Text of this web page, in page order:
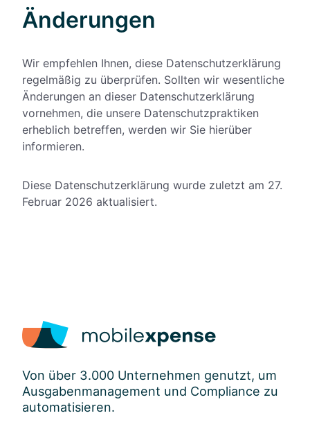
Änderungen
Wir empfehlen Ihnen, diese Datenschutzerklärung
regelmäßig zu überprüfen. Sollten wir wesentliche
Änderungen an dieser Datenschutzerklärung
vornehmen, die unsere Datenschutzpraktiken
erheblich betreffen, werden wir Sie hierüber
informieren.
Diese Datenschutzerklärung wurde zuletzt am 27.
Februar 2026 aktualisiert.
Von über 3.000 Unternehmen genutzt, um
Ausgabenmanagement und Compliance zu
automatisieren.